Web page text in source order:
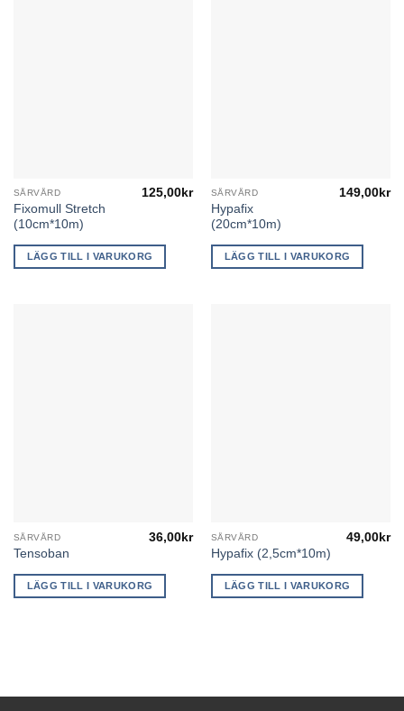
SÅRVÅRD
Fixomull Stretch
(10cm*10m)
125,00 kr
LÄGG TILL I VARUKORG
SÅRVÅRD
Hypafix
(20cm*10m)
149,00 kr
LÄGG TILL I VARUKORG
SÅRVÅRD
Tensoban
36,00kr
LÄGG TILL I VARUKORG
SÅRVÅRD
Hypafix (2,5cm*10m)
49,00kr
LÄGG TILL I VARUKORG